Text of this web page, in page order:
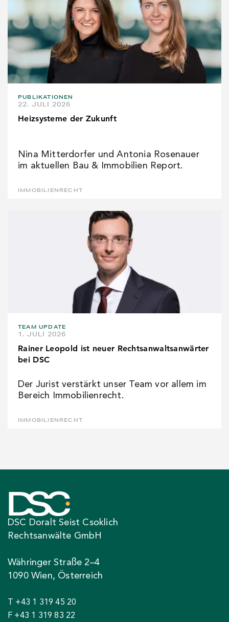
PUBLIKATIONEN
22. JULI 2026
Heizsysteme der Zukunft
Nina Mitterdorfer und Antonia Rosenauer
im aktuellen Bau & Immobilien Report.
IMMOBILIENRECHT
TEAM UPDATE
1. JULI 2026
Rainer Leopold ist neuer Rechtsanwaltsanwärter
bei DSC
Der Jurist verstärkt unser Team vor allem im
Bereich Immobilienrecht.
IMMOBILIENRECHT
DSC Doralt Seist Csoklich
Rechtsanwälte GmbH
Währinger Straße 2–4
1090 Wien, Österreich
T +43 1 319 45 20
F +43 1 319 83 22